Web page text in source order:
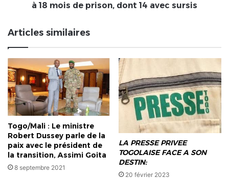
avec
sursis
à 18 mois de prison, dont 14 avec sursis
Articles similaires
Togo/Mali : Le ministre
Robert Dussey parle de la
paix avec le président de
la transition, Assimi Goita
8 septembre 2021
LA PRESSE PRIVEE
TOGOLAISE FACE A SON
DESTIN:
20 février 2023